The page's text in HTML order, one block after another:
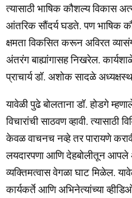
त्यासाठी भाषिक कौशल्य विकास
आंतरिक सौंदर्य घडते. पण भाषिक
क्षमता विकसित करून अविरत
अंतरंग बाह्यांगासह निखरेल.
प्राचार्य डॉ. अशोक सादळे
यावेळी पुढे बोलताना डॉ. होडगे
विचारांची साठवण व्हावी.
केवळ वाचनच नव्हे तर पारायणे
लयदारपणा आणि देहबोलीतून आपले
व्यक्तिमत्वास वेगळा घाट मिळेल.
कार्यकर्ते आणि अभिनेत्यांच्या